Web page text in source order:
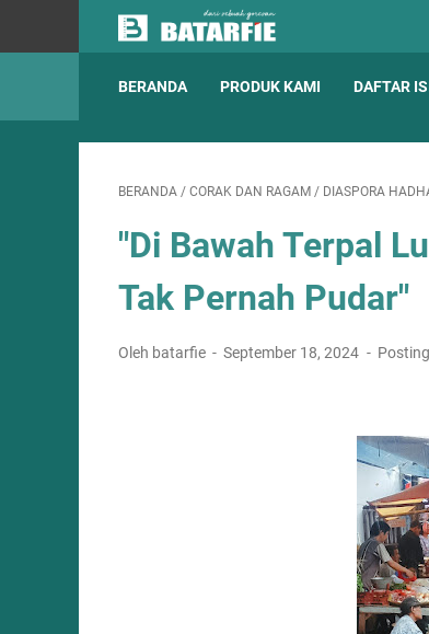
BERANDA PRODUK KAMI DAFTAR
BERANDA / CORAK DAN RAGAM / DIASPORA
"Di Bawah Terpal
Tak Pernah Pudar"
Oleh batarfie September 18, 2024